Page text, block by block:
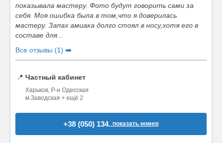
показывала мастеру. Фото будут говорить сами за
себя. Моя ошибка была в том,что я доверилась
мастеру. Запах амиака долго стоял в носу,хотя его в
составе для...
Все отзывы (1) ➡️
📍 Частный кабинет
Харьков, Р-н Одесская
м.Заводская + ещё 2
+38 (050) 134..показать номер